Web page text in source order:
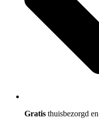
Gratis thuisbezorgd